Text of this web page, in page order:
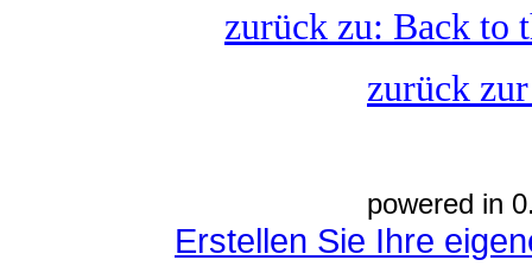
zurück zu: Back to
zurück
powered in
Erstellen Sie Ihre